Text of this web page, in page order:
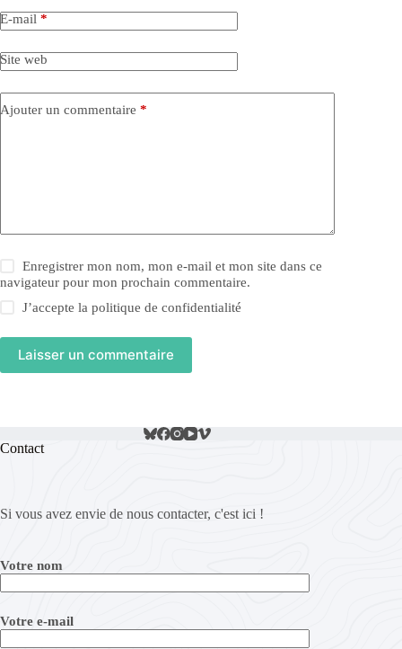
E-mail *
Site web
Ajouter un commentaire *
Enregistrer mon nom, mon e-mail et mon site dans ce
navigateur pour mon prochain commentaire.
J’accepte lapolitique de confidentialité
Laisser un commentaire
Contact
Si vous avez envie de nous contacter, c'est ici !
Votre nom
Votre e-mail